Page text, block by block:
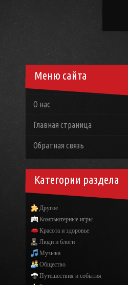
Меню сайта
О нас
Главная страница
Обратная связь
Категории раздела
Другое
Компьютерные игры
Красота и здоровье
Люди и блоги
Музыка
Общество
Путешествия и события